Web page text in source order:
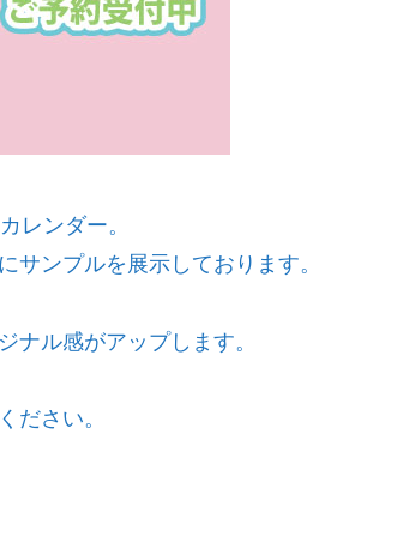
レンダー。
サンプルを展示しております。
ナル感がアップします。
ださい。